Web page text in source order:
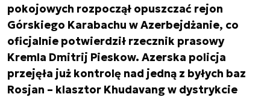
pokojowych rozpoczął opuszczać rejon
Górskiego Karabachu w Azerbejdżanie, co
oficjalnie potwierdził rzecznik prasowy
Kremla Dmitrij Pieskow. Azerska policja
przejęła już kontrolę nad jedną z byłych baz
Rosjan – klasztor Khudavang w dystrykcie